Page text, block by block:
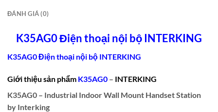
ĐÁNH GIÁ (0)
K35AG0 Điện thoại nội bộ INTERKING
K35AG0 Điện thoại nội bộ INTERKING
Giới thiệu sản phẩm K35AG0 – INTERKING
K35AG0 – Industrial Indoor Wall Mount Handset Station
by Interking